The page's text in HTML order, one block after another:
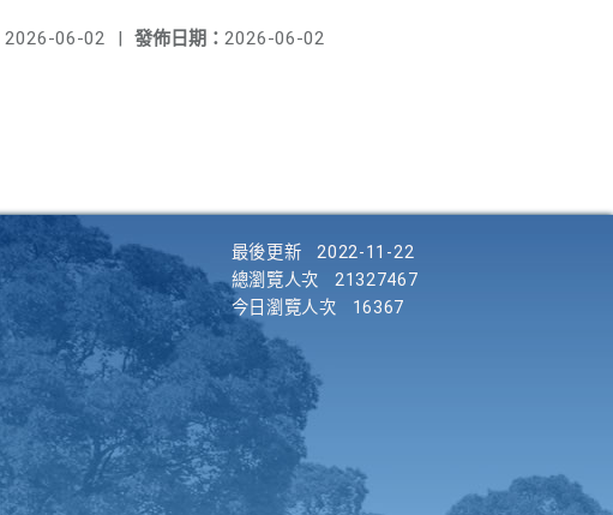
發佈日期： 2026-06-02
2026-06-02 |
最後更新
2022-11-22
總瀏覽人次
21327467
今日瀏覽人次
16367